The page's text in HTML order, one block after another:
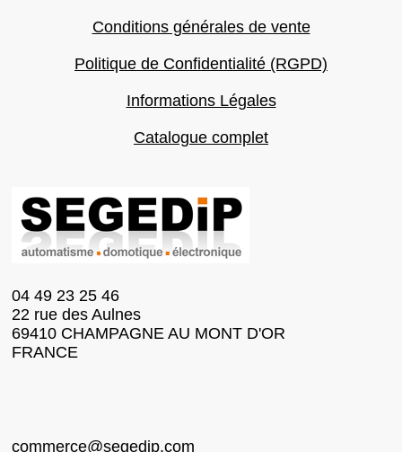
Conditions générales de vente
Politique de Confidentialité (RGPD)
Informations Légales
Catalogue complet
04 49 23 25 46
22 rue des Aulnes
69410 CHAMPAGNE AU MONT D'OR
FRANCE
commerce@segedip.com